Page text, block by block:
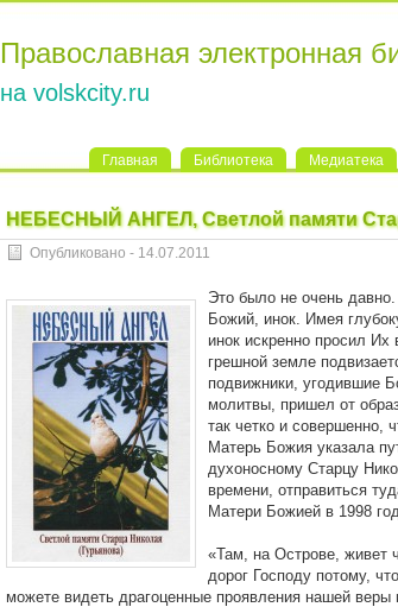
Православная электронная
на volskcity.ru
Главная Библиотека Медиатека
НЕБЕСНЫЙ АНГЕЛ, Светлой памяти
Опубликовано - 14.07.2011
Это было не очень
Божий, инок. Имея
инок искренно просил
грешной земле
подвижники, угодившие
молитвы, пришел от
так четко и совершенно,
Матерь Божия указала
духоносному Старцу
времени, отправиться
Матери Божией в 1998
«Там, на Острове, живет
дорог Господу потому,
можете видеть драгоценные проявления нашей